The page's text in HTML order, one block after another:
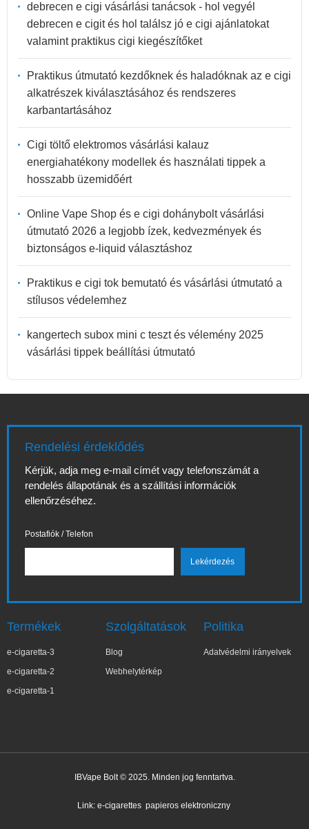
debrecen e cigi vásárlási tanácsok - hol vegyél
debrecen e cigit és hol találsz jó e cigi ajánlatokat
valamint praktikus cigi kiegészítőket
Praktikus útmutató kezdőknek és haladóknak az e cigi
alkatrészek kiválasztásához és rendszeres
karbantartásához
Cigi töltő elektromos vásárlási kalauz
energiahatékony modellek és használati tippek a
hosszabb üzemidőért
Online Vape Shop és e cigi dohánybolt vásárlási
útmutató 2026 a legjobb ízek, kedvezmények és
biztonságos e-liquid választáshoz
Praktikus e cigi tok bemutató és vásárlási útmutató a
stílusos védelemhez
kangertech subox mini c teszt és vélemény 2025
vásárlási tippek beállítási útmutató
Rendelési érdeklődés
Kérjük, adja meg e-mail címét vagy telefonszámát a
rendelés állapotának és a szállítási információk
ellenőrzéséhez.
Postafiók / Telefon
Termékek
e-cigaretta-3
e-cigaretta-2
e-cigaretta-1
Szolgáltatások
Blog
Webhelytérkép
Politika
Adatvédelmi irányelvek
IBVape Bolt © 2025. Minden jog fenntartva.
Link: e-cigarettes papieros elektroniczny
✕
Zo***ia